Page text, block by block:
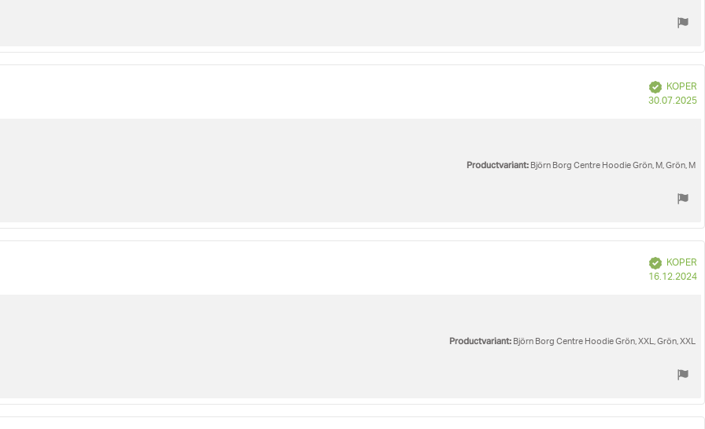
Geverifieerd
KOPER
30.07.2025
Productvariant: Björn Borg Centre Hoodie Grön, M, Grön, M
Geverifieerd
KOPER
16.12.2024
Productvariant: Björn Borg Centre Hoodie Grön, XXL, Grön, XXL